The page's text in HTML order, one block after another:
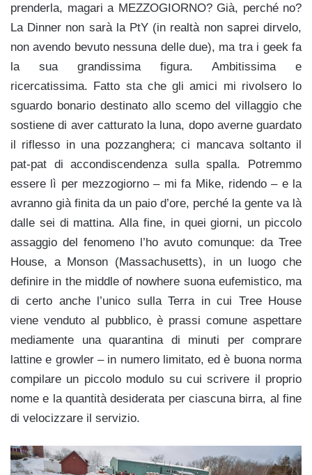
prenderla, magari a MEZZOGIORNO? Già, perché no?
La Dinner non sarà la PtY (in realtà non saprei dirvelo,
non avendo bevuto nessuna delle due), ma tra i geek fa
la sua grandissima figura. Ambitissima e
ricercatissima. Fatto sta che gli amici mi rivolsero lo
sguardo bonario destinato allo scemo del villaggio che
sostiene di aver catturato la luna, dopo averne guardato
il riflesso in una pozzanghera; ci mancava soltanto il
pat-pat di accondiscendenza sulla spalla. Potremmo
essere lì per mezzogiorno – mi fa Mike, ridendo – e la
avranno già finita da un paio d’ore, perché la gente va là
dalle sei di mattina. Alla fine, in quei giorni, un piccolo
assaggio del fenomeno l’ho avuto comunque: da Tree
House, a Monson (Massachusetts), in un luogo che
definire in the middle of nowhere suona eufemistico, ma
di certo anche l’unico sulla Terra in cui Tree House
viene venduto al pubblico, è prassi comune aspettare
mediamente una quarantina di minuti per comprare
lattine e growler – in numero limitato, ed è buona norma
compilare un piccolo modulo su cui scrivere il proprio
nome e la quantità desiderata per ciascuna birra, al fine
di velocizzare il servizio.